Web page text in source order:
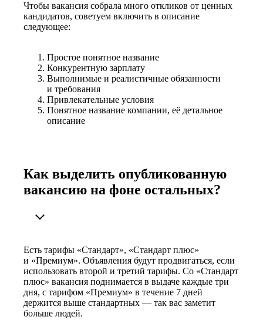
Чтобы вакансия собрала много откликов от ценных
кандидатов, советуем включить в описание
следующее:
Простое понятное название
Конкурентную зарплату
Выполнимые и реалистичные обязанности
и требования
Привлекательные условия
Понятное название компании, её детальное
описание
Как выделить опубликованную
вакансию на фоне остальных?
Есть тарифы «Стандарт», «Стандарт плюс»
и «Премиум». Объявления будут продвигаться, если
использовать второй и третий тарифы. Со «Стандарт
плюс» вакансия поднимается в выдаче каждые три
дня, с тарифом «Премиум» в течение 7 дней
держится выше стандартных — так вас заметит
больше людей.